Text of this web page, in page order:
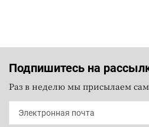
Подпишитесь на
Раз в неделю мы присылаем